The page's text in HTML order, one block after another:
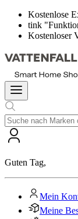
Kostenlose
tink
Kostenloser
Guten Tag,
Mein
Meine